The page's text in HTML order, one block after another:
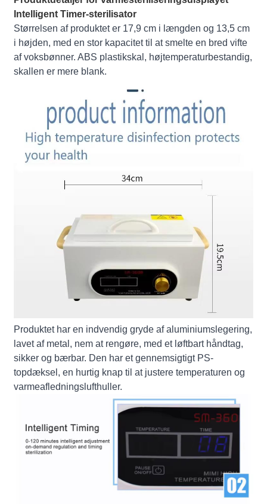
Intelligent Timer-sterilisator
Størrelsen af ​​produktet er 17,9 cm i længden og 13,5 cm
i højden, med en stor kapacitet til at smelte en bred vifte
af voksbønner. ABS plastikskal, højtemperaturbestandig,
skallen er mere blank.
Produktet har en indvendig gryde af aluminiumslegering,
lavet af metal, nem at rengøre, med et løftbart håndtag,
sikker og bærbar. Den har et gennemsigtigt PS-
topdæksel, en hurtig knap til at justere temperaturen og
varmeafledningslufthuller.